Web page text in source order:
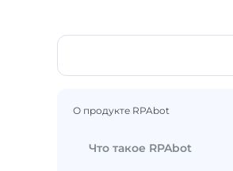
О продукте RPAbot
Что такое RPAbot